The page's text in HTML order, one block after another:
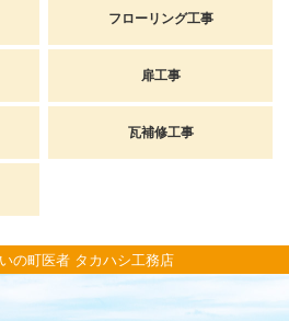
フローリング工事
扉工事
瓦補修工事
の町医者 タカハシ工務店